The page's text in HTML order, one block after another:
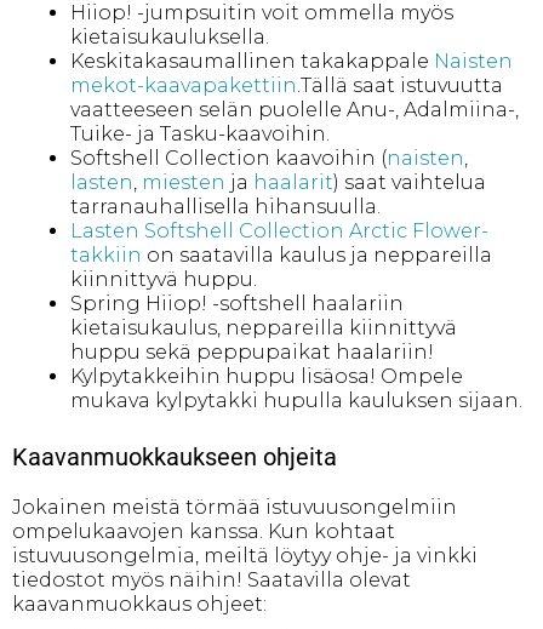
Hiiop! -jumpsuitin voit ommella myös
kietaisukauluksella.
Keskitakasaumallinen takakappale Naisten
mekot-kaavapakettiin.Tällä saat istuvuutta
vaatteeseen selän puolelle Anu-, Adalmiina-,
Tuike- ja Tasku-kaavoihin.
Softshell Collection kaavoihin (naisten,
lasten, miesten ja haalarit) saat vaihtelua
tarranauhallisella hihansuulla.
Lasten Softshell Collection Arctic Flower-
takkiin on saatavilla kaulus ja neppareilla
kiinnittyvä huppu.
Spring Hiiop! -softshell haalariin
kietaisukaulus, neppareilla kiinnittyvä
huppu sekä peppupaikat haalariin!
Kylpytakkeihin huppu lisäosa! Ompele
mukava kylpytakki hupulla kauluksen sijaan.
Kaavanmuokkaukseen ohjeita
Jokainen meistä törmää istuvuusongelmiin
ompelukaavojen kanssa. Kun kohtaat
istuvuusongelmia, meiltä löytyy ohje- ja vinkki
tiedostot myös näihin! Saatavilla olevat
kaavanmuokkaus ohjeet: